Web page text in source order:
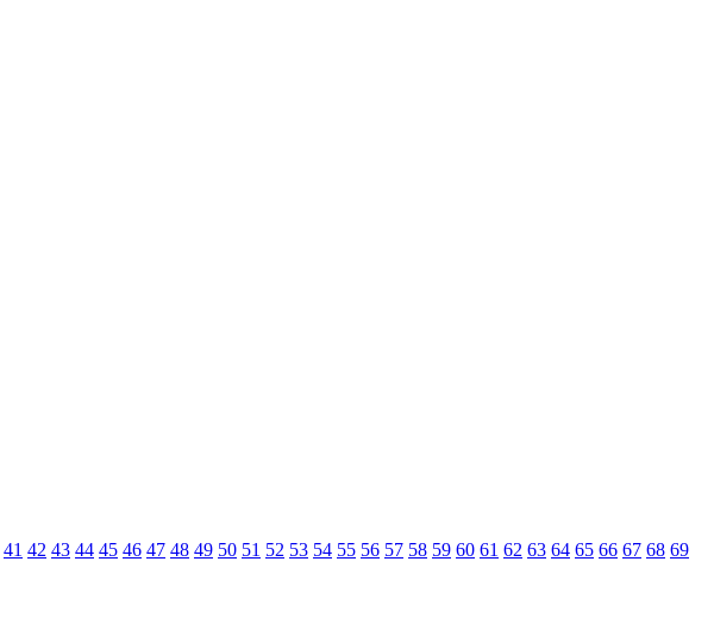
41 42 43 44 45 46 47 48 49 50 51 52 53 54 55 56 57 58 59 60 61 62 63 64 65 66 67 68 69